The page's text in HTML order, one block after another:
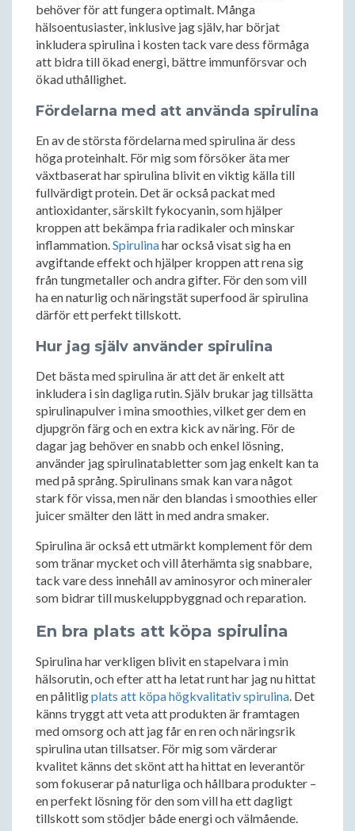
behöver för att fungera optimalt. Många
hälsoentusiaster, inklusive jag själv, har börjat
inkludera spirulina i kosten tack vare dess förmåga
att bidra till ökad energi, bättre immunförsvar och
ökad uthållighet.
Fördelarna med att använda spirulina
En av de största fördelarna med spirulina är dess
höga proteinhalt. För mig som försöker äta mer
växtbaserat har spirulina blivit en viktig källa till
fullvärdigt protein. Det är också packat med
antioxidanter, särskilt fykocyanin, som hjälper
kroppen att bekämpa fria radikaler och minskar
inflammation.Spirulinahar också visat sig ha en
avgiftande effekt och hjälper kroppen att rena sig
från tungmetaller och andra gifter. För den som vill
ha en naturlig och näringstät superfood är spirulina
därför ett perfekt tillskott.
Hur jag själv använder spirulina
Det bästa med spirulina är att det är enkelt att
inkludera i sin dagliga rutin. Själv brukar jag tillsätta
spirulinapulver i mina smoothies, vilket ger dem en
djupgrön färg och en extra kick av näring. För de
dagar jag behöver en snabb och enkel lösning,
använder jag spirulinatabletter som jag enkelt kan ta
med på språng. Spirulinans smak kan vara något
stark för vissa, men när den blandas i smoothies eller
juicer smälter den lätt in med andra smaker.
Spirulina är också ett utmärkt komplement för dem
som tränar mycket och vill återhämta sig snabbare,
tack vare dess innehåll av aminosyror och mineraler
som bidrar till muskeluppbyggnad och reparation.
En bra plats att köpa spirulina
Spirulina har verkligen blivit en stapelvara i min
hälsorutin, och efter att ha letat runt har jag nu hittat
en pålitligplats att köpa högkvalitativ spirulina. Det
känns tryggt att veta att produkten är framtagen
med omsorg och att jag får en ren och näringsrik
spirulina utan tillsatser. För mig som värderar
kvalitet känns det skönt att ha hittat en leverantör
som fokuserar på naturliga och hållbara produkter –
en perfekt lösning för den som vill ha ett dagligt
tillskott som stödjer både energi och välmående.